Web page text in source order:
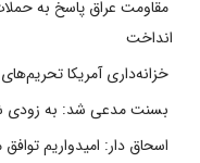
مقاومت عراق پاسخ به
انداخت
خزانه‌داری آمریکا
بسنت مدعی شد: به زودی
اسحاق دار: امیدواریم